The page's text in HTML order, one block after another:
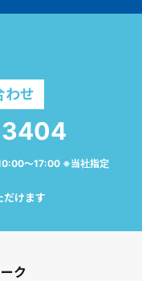
わせ
～17:00 ※当社指定
だけます
ク